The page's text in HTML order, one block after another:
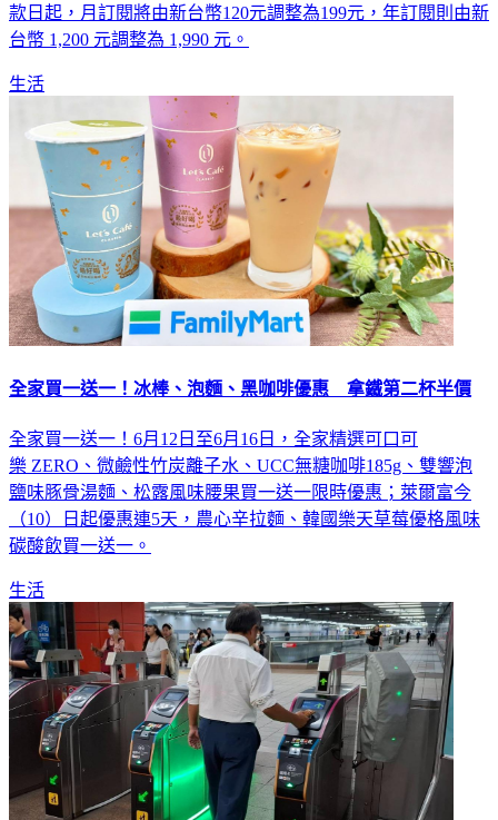
款日起，月訂閱將由新台幣120元調整為199元，年訂閱則由新
台幣 1,200 元調整為 1,990 元。
生活
全家買一送一！冰棒、泡麵、黑咖啡優惠 拿鐵第二杯半價
全家買一送一！6月12日至6月16日，全家精選可口可
樂 ZERO、微鹼性竹炭離子水、UCC無糖咖啡185g、雙響泡
鹽味豚骨湯麵、松露風味腰果買一送一限時優惠；萊爾富今
（10）日起優惠連5天，農心辛拉麵、韓國樂天草莓優格風味
碳酸飲買一送一。
生活